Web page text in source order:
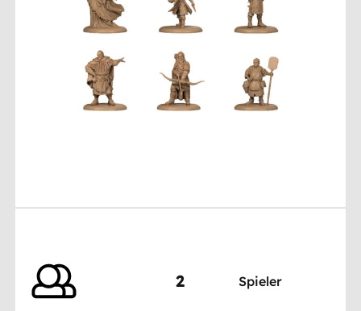
2 Spieler